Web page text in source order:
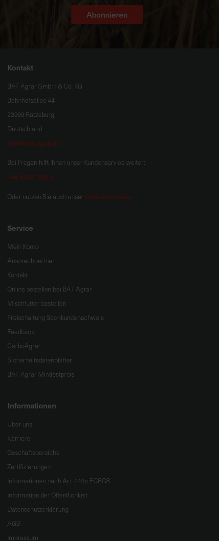
Abonnieren
Kontakt
BAT Agrar GmbH & Co. KG
Bahnhofsallee 44
23909 Ratzeburg
Deutschland
info@bat-agrar.de
Bei Fragen hilft Ihnen unser Kundenservice weiter:
+49 4541 806 0
Oder nutzen Sie auch unser Onlineformular.
Service
Mein Konto
Ansprechpartner
Kontakt
Online bestellen bei BAT Agrar
Mischfutter bestellen
Freischaltung Sachkundenachweis
Feedback
CarboAgrar
Sicherheitsdatenblätter
BAT Agrar Mindestpreis
Informationen
Über uns
Karriere
Geschäftsbereiche
Zertifizierungen
Informationen nach Art. 246c EGBGB
Information der Öffentlichkeit
Datenschutzerklärung
AGB
Impressum